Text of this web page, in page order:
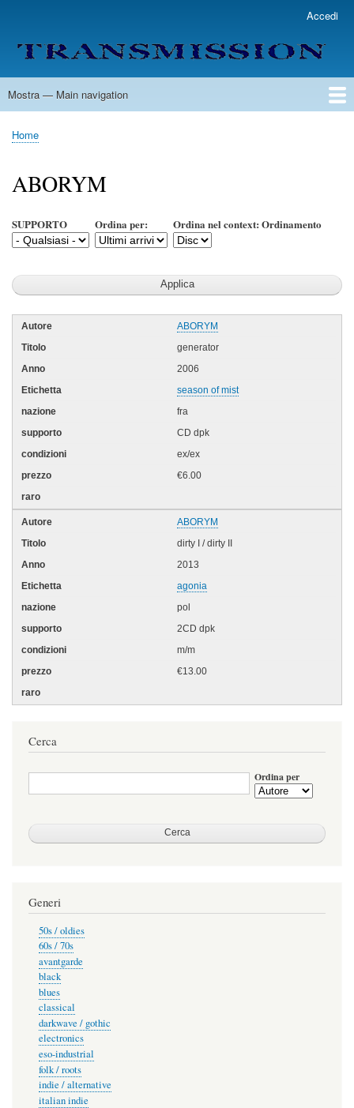
contenuto
principale
account
menu
Accedi
Main
Mostra — Main navigation
Home
Lista Autori
Contatti
Spedizione & Consegna
Legenda
Condizioni per l'uso
Briciole
pane
Home
ABORYM
SUPPORTO Ordina per: Ordina nel context: Ordinamento
ABORYM
generator
2006
season of mist
fra
CD dpk
ex/ex
€6.00
ABORYM
dirty I / dirty II
2013
agonia
pol
2CD dpk
m/m
€13.00
Cerca
Ordina per
Generi
50s / oldies
60s / 70s
avantgarde
black
blues
classical
darkwave / gothic
electronics
eso-industrial
folk / roots
indie / alternative
italian indie